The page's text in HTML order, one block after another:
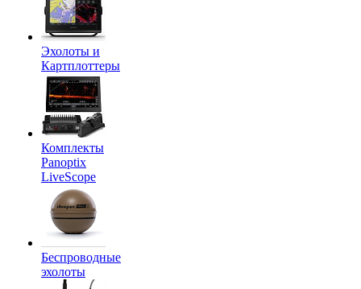
Эхолоты и
Картплоттеры
Комплекты
Panoptix
LiveScope
Беспроводные
эхолоты